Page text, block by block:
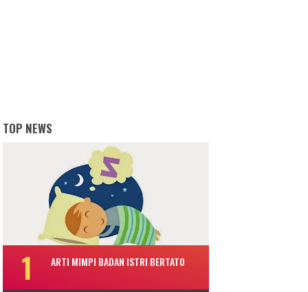
TOP NEWS
ARTI MIMPI BADAN ISTRI BERTATO